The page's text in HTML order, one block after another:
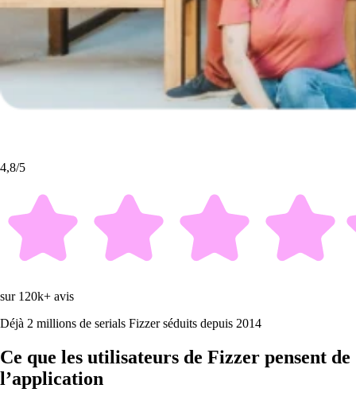
4,8/5
sur 120k+ avis
Déjà 2 millions de serials Fizzer séduits depuis 2014
Ce que les utilisateurs de Fizzer pensent de
l’application